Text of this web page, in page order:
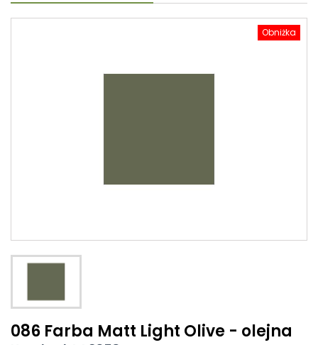
Obniżka
086 Farba Matt Light Olive - olejna